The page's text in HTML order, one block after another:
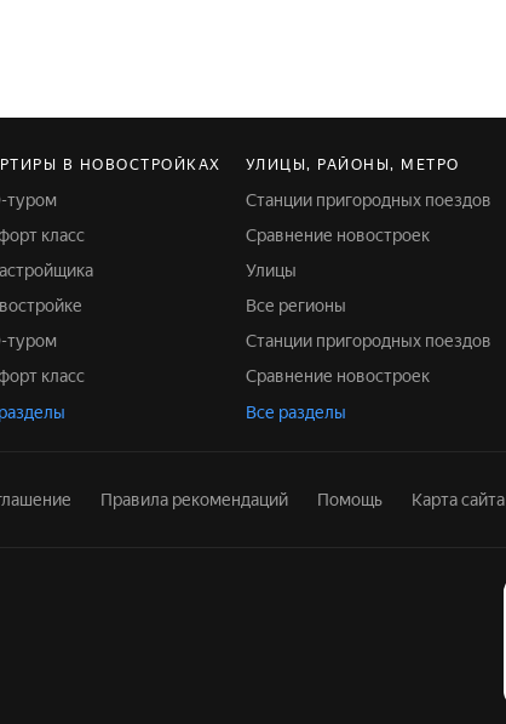
В НОВОСТРОЙКАХ
туром
класс
туром
класс
УЛИЦЫ, РАЙОНЫ, МЕТРО
Станции пригородных поездов
Сравнение новостроек
Улицы
Все регионы
Станции пригородных поездов
Сравнение новостроек
Все разделы
Правила рекомендаций Помощь Карта сайта